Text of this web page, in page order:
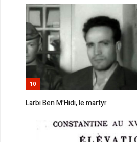
10
Larbi Ben M'Hidi, le martyr